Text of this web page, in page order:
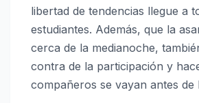
libertad de tendencias llegue a
estudiantes. Además, que la
cerca de la medianoche,
contra de la participación y
compañeros se vayan antes de